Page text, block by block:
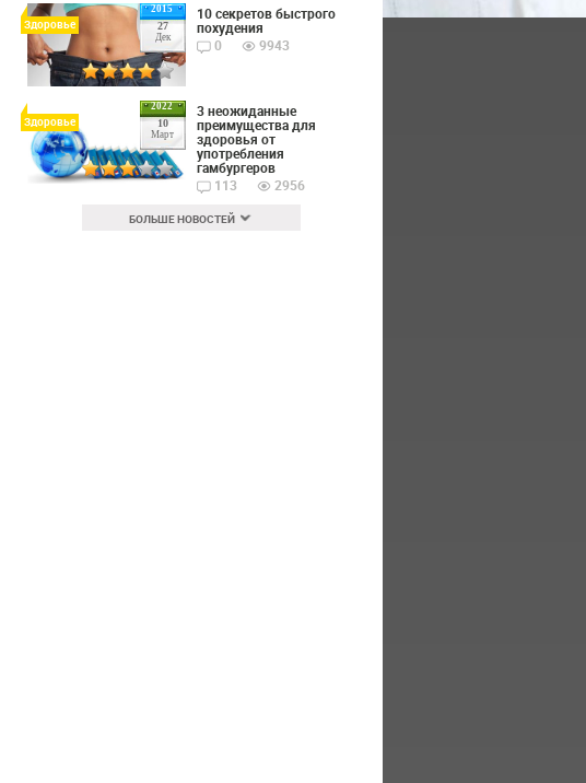
2015
27
Дек
Здоровье
10 секретов быстрого
похудения
0
9943
2022
10
Март
Здоровье
3 неожиданные
преимущества для
здоровья от
употребления
гамбургеров
113
2956
БОЛЬШЕ НОВОСТЕЙ